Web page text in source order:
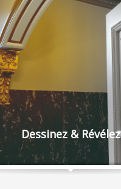
Dessinez & Révélez